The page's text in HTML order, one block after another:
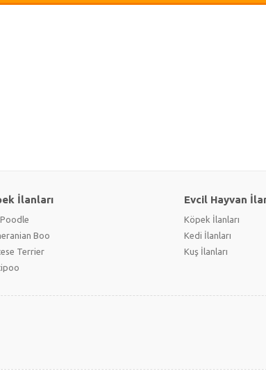
İlanları
Boo
Terrier
Evcil Hayvan
Köpek İlanları
Kedi İlanları
Kuş İlanları